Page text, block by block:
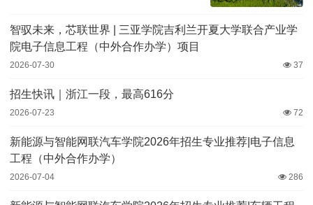
智驭未来，芯联世界 | 三亚学院吉利兰开夏大学联合产业学
院电子信息工程（中外合作办学）项目
2026-07-30 37
招生快讯｜浙江一段，最高616分
2026-07-23 72
新能源与智能网联汽车学院2026年招生专业推荐|电子信息
工程（中外合作办学）
2026-07-04 286